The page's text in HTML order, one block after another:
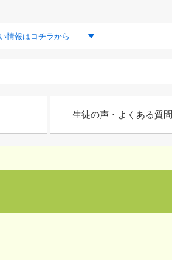
情報はコチラから
生徒の声・よくある質問